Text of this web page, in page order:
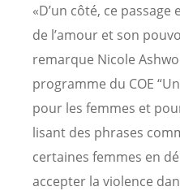
«D’un côté, ce
de l’amour et son
remarque Nicole
programme du COE
pour les femmes et
lisant des phrases
certaines femmes en
accepter la violence